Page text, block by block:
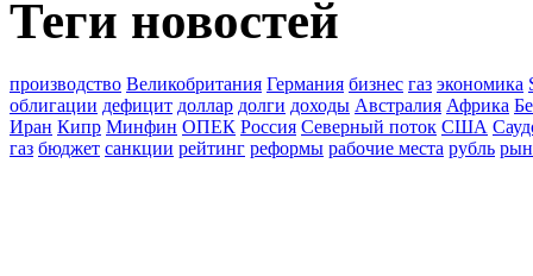
Теги новостей
производство Великобритания Германия бизнес газ экономика
облигации дефицит доллар долги доходы Австралия Африка
Иран Кипр Минфин ОПЕК Россия Северный поток США
газ бюджет санкции рейтинг реформы рабочие места рубль